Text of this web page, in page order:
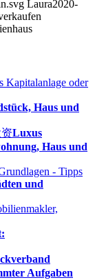
Laura2020-
Haus und
Luxus
Haus und
und
Aufgaben